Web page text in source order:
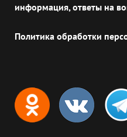
информация, ответы на
Политика обработки